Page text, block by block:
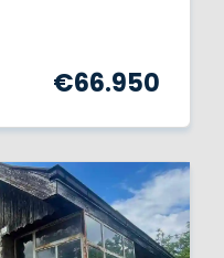
€66.950